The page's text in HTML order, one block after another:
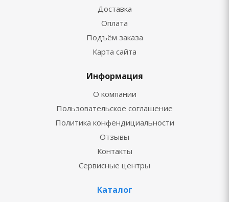
Доставка
Оплата
Подъём заказа
Карта сайта
Информация
О компании
Пользовательское соглашение
Политика конфендициальности
Отзывы
Контакты
Сервисные центры
Каталог